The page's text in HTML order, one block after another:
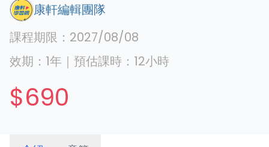
康軒編輯團隊
課程期限： 2027/08/08
效期： 1年 ｜ 預估課時： 12小時
$690